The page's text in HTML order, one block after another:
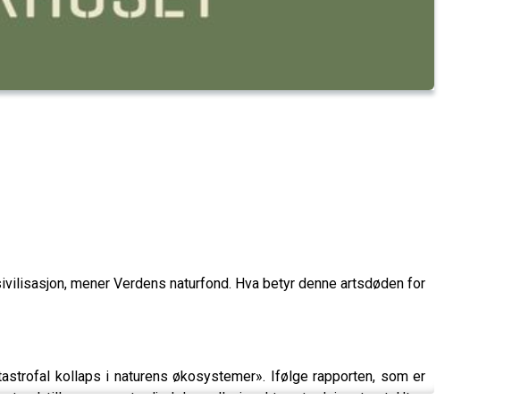
mener Verdens naturfond. Hva betyr denne artsdøden for
kollaps i naturens økosystemer». Ifølge rapporten, som er